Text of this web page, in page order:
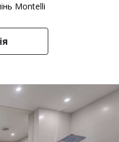
Montelli